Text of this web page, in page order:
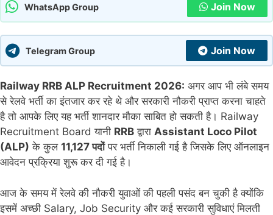
WhatsApp Group Join Now
Telegram Group Join Now
Railway RRB ALP Recruitment 2026: अगर आप भी लंबे समय
से रेलवे भर्ती का इंतजार कर रहे थे और सरकारी नौकरी प्राप्त करना चाहते
है तो आपके लिए यह भर्ती शानदार मौका साबित हो सकती है। Railway
Recruitment Board यानी RRB द्वारा Assistant Loco Pilot
(ALP) के कुल 11,127 पदोंपर भर्ती निकाली गई है जिसके लिए ऑनलाइन
आवेदन प्रक्रिया शुरू कर दी गई है।
आज के समय में रेलवे की नौकरी युवाओं की पहली पसंद बन चुकी है क्योंकि
इसमें अच्छी Salary, Job Security और कई सरकारी सुविधाएं मिलती